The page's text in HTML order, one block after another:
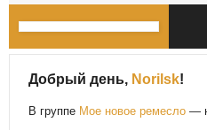
Добрый день, Norilsk!
В группе Мое новое ремесло —